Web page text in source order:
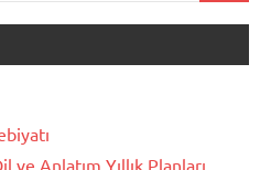
Anlatım Yıllık Planları